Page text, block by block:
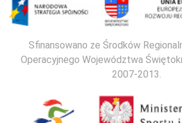
Sfinansowano ze Środków
Operacyjnego Województwa
2007-2013.